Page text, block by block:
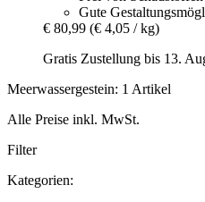
Gute
€ 80,99 (€ 4,05 / kg)
Gratis Zustellung bis 13.
Meerwassergestein: 1 Artikel
Alle Preise inkl. MwSt.
Filter
Kategorien: